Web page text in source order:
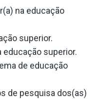
na educação
superior.
superior.
de educação
de pesquisa dos(as)